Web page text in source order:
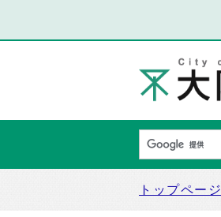
トップページ